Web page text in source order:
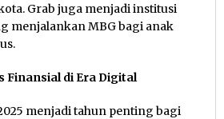
Grab juga menjadi institusi
menjalankan MBG bagi anak
di Era Digital
menjadi tahun penting bagi